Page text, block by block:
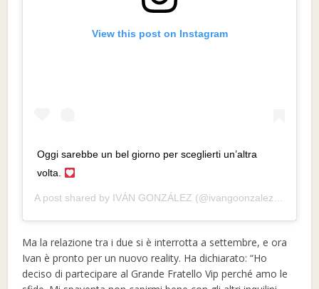
View this post on Instagram
Oggi sarebbe un bel giorno per sceglierti un’altra
volta.
A post shared by IVÁN GONZÁLEZ (@ivangoonzalez_) on
Ma la relazione tra i due si è interrotta a settembre, e ora
Ivan è pronto per un nuovo reality. Ha dichiarato: “Ho
deciso di partecipare al Grande Fratello Vip perché amo le